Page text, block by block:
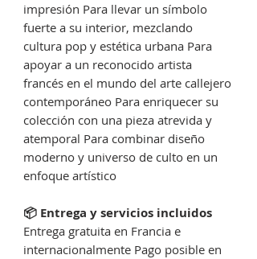
impresión Para llevar un símbolo
fuerte a su interior, mezclando
cultura pop y estética urbana Para
apoyar a un reconocido artista
francés en el mundo del arte callejero
contemporáneo Para enriquecer su
colección con una pieza atrevida y
atemporal Para combinar diseño
moderno y universo de culto en un
enfoque artístico
📦 Entrega y servicios incluidos
Entrega gratuita en Francia e
internacionalmente Pago posible en